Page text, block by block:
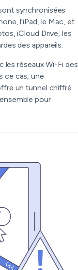
synchronisées
l'iPad, le Mac, et
iCloud Drive, les
des appareils.
les réseaux Wi-Fi des
ce cas, une
un tunnel chiffré
pour